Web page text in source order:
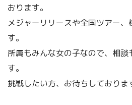
おります。
メジャーリリースや全国ツアー
す。
所属もみんな女の子なので、相談
す。
挑戦したい方、お待ちしておりま